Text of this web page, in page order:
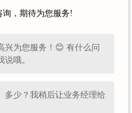
吸盘时，必须注意
用寿命。
询，期待为您服务!
兴为您服务！😊 有什么问
说哦。
多少？我稍后让业务经理给